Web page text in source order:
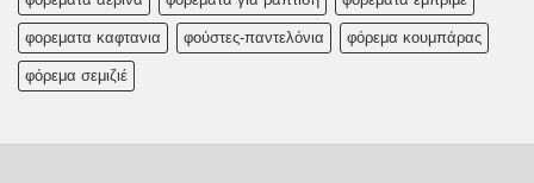
φορεματα καφτανια φούστες-παντελόνια φόρεμα κουμπάρας
φόρεμα σεμιζιέ